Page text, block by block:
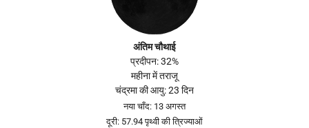
अंतिम चौथाई
प्रदीपन: 32%
महीना में तराजू
चंद्रमा की आयु: 23 दिन
नया चाँद: 13 अगस्त
दूरी: 57.94 पृथ्वी की त्रिज्याओं